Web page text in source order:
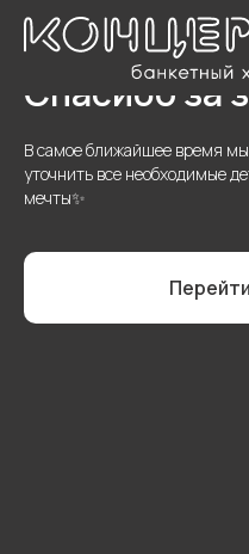
Спасибо за
В самое ближайшее время
уточнить все необходимые
мечты✨